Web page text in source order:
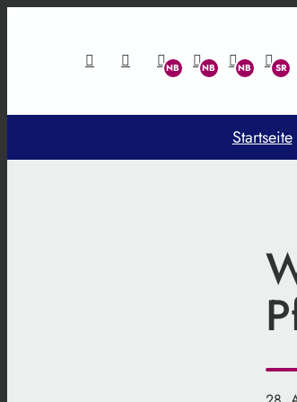
Startseite